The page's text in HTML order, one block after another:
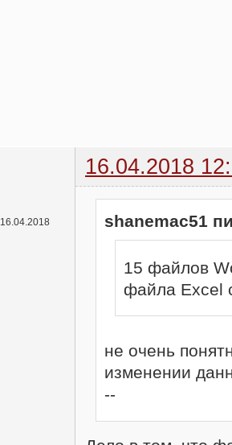
16.04.2018
16.04.2018
shanemac51
15 файлов
файла Excel
не очень
изменении
--